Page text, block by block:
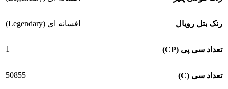
رنک بتل رویال افسانه ای (Legendary)
تعداد سی پی (CP) 1
تعداد سی (C) 50855